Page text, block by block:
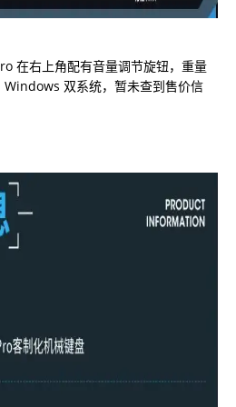
右上角配有音量调节旋钮，重量
双系统，暂未查到售价信